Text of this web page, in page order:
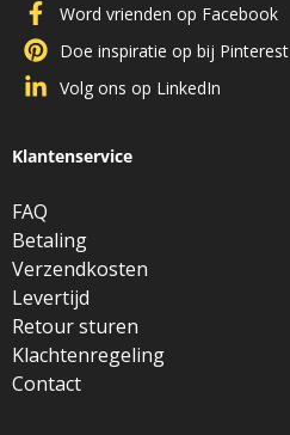
Word vrienden op Facebook
Doe inspiratie op bij Pinterest
Volg ons op LinkedIn
Klantenservice
FAQ
Betaling
Verzendkosten
Levertijd
Retour sturen
Klachtenregeling
Contact